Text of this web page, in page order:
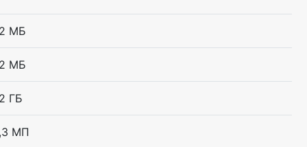
МБ
МБ
ГБ
МП